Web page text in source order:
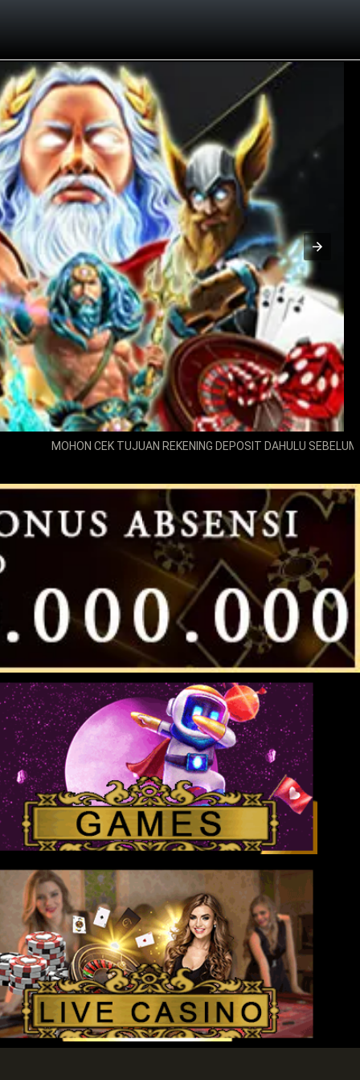
MOHON CEK TUJUAN REKENING DEPOSIT DAHULU SEBELUM